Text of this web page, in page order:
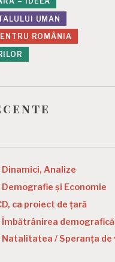
UMAN
ROMÂNIA
Analize
și Economie
ca proiect de țară
Îmbătrânirea demografică
Natalitatea / Speranța de